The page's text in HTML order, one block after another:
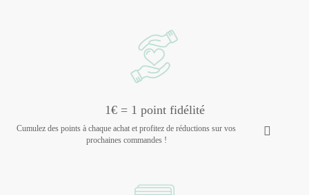
1€ = 1 point fidélité
Cumulez des points à chaque achat et profitez de réductions sur vos
prochaines commandes !